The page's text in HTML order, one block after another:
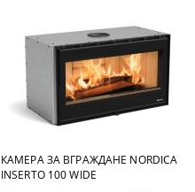
КАМЕРА ЗА ВГРАЖДАНЕ NORDICA
INSERTO 100 WIDE